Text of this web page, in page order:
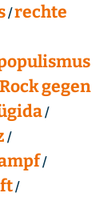
rechte
Rock gegen